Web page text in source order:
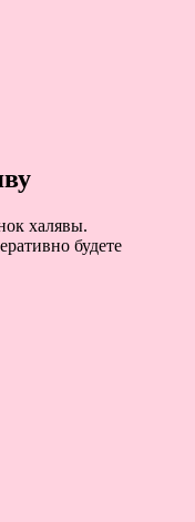
халявы.
будете